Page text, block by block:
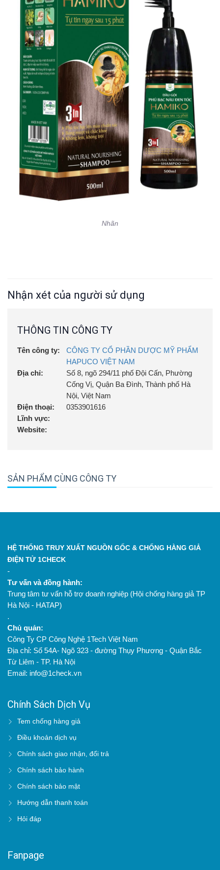
Nhãn
Nhận xét của người sử dụng
THÔNG TIN CÔNG TY
Tên công ty:
CÔNG TY CỔ PHẦN DƯỢC MỸ PHẨM
HAPUCO VIỆT NAM
Địa chỉ:
Số 8, ngõ 294/11 phố Đội Cấn, Phường
Cống Vị, Quận Ba Đình, Thành phố Hà
Nội, Việt Nam
Điện thoại:
0353901616
Lĩnh vực:
Website:
SẢN PHẨM CÙNG CÔNG TY
HỆ THỐNG TRUY XUẤT NGUỒN GỐC & CHỐNG HÀNG GIẢ
ĐIỆN TỬ 1CHECK
-
Tư vấn và đồng hành:
Trung tâm tư vấn hỗ trợ doanh nghiệp (Hội chống hàng giả TP
Hà Nội - HATAP)
.
Chủ quản:
Công Ty CP Công Nghệ 1Tech Việt Nam
Địa chỉ: Số 54A- Ngõ 323 - đường Thụy Phương - Quận Bắc
Từ Liêm - TP. Hà Nội
Email: info@1check.vn
Chính Sách Dịch Vụ
Tem chống hàng giả
Điều khoản dịch vụ
Chính sách giao nhận, đổi trả
Chính sách bảo hành
Chính sách bảo mật
Hướng dẫn thanh toán
Hỏi đáp
Fanpage